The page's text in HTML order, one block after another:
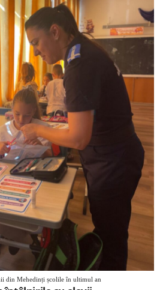
din Mehedinți școlile în ultimul an